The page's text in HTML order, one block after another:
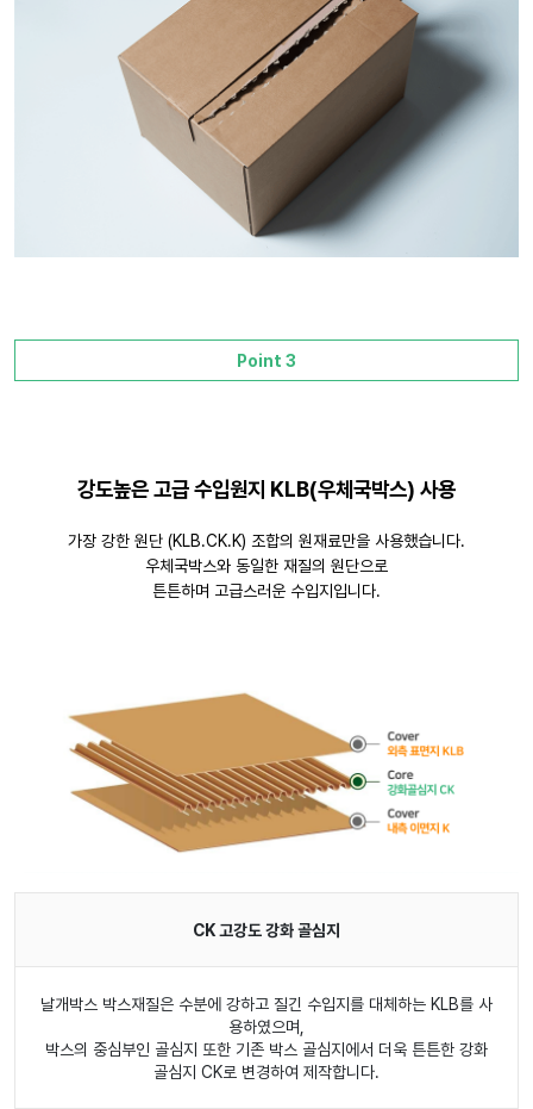
Point 3
강도높은 고급 수입원지 KLB(우체국박스) 사용
가장 강한 원단 (KLB.CK.K) 조합의 원재료만을 사용했습니다.
우체국박스와 동일한 재질의 원단으로
튼튼하며 고급스러운 수입지입니다.
CK 고강도 강화 골심지
날개박스 박스재질은 수분에 강하고 질긴 수입지를 대체하는 KLB를 사
용하였으며,
박스의 중심부인 골심지 또한 기존 박스 골심지에서 더욱 튼튼한 강화
골심지 CK로 변경하여 제작합니다.